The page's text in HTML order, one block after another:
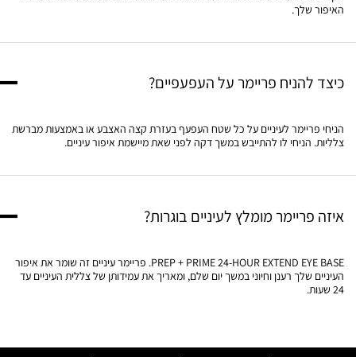
האיפור שלך.​
כיצד להניח פריימר על העפעפיים?​​
הניחי פריימר לעיניים על כל שטח העפעף בעזרת קצה האצבע או באמצעות מברשת
צלליות. הניחי לו להתייבש במשך דקה לפני שאת מיישמת איפור עיניים.​
איזה פריימר מומלץ לעיניים בוגרות?​​
PREP + PRIME 24-HOUR EXTEND EYE BASE. פריימר עיניים זה שומר את איפור
העיניים שלך רענן וחיוני במשך יום שלם, ומאריך את עמידותן של צללית העיניים עד
24 שעות.​